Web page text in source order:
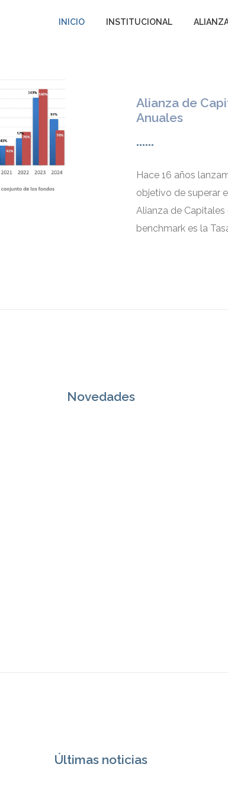
INICIO INSTITUCIONAL
Alianza de
Anuales
......
Hace 16 años
objetivo de superar
Alianza de
benchmark es la
Novedades
Últimas noticias